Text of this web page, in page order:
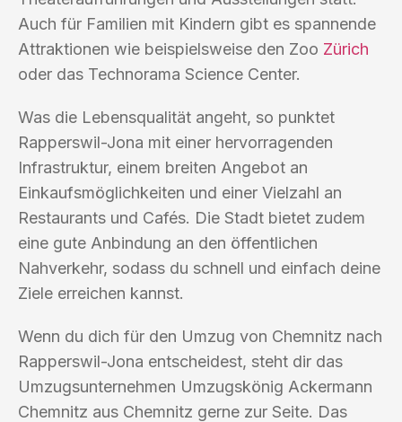
Auch für Familien mit Kindern gibt es spannende
Attraktionen wie beispielsweise den Zoo Zürich
oder das Technorama Science Center.
Was die Lebensqualität angeht, so punktet
Rapperswil-Jona mit einer hervorragenden
Infrastruktur, einem breiten Angebot an
Einkaufsmöglichkeiten und einer Vielzahl an
Restaurants und Cafés. Die Stadt bietet zudem
eine gute Anbindung an den öffentlichen
Nahverkehr, sodass du schnell und einfach deine
Ziele erreichen kannst.
Wenn du dich für den Umzug von Chemnitz nach
Rapperswil-Jona entscheidest, steht dir das
Umzugsunternehmen Umzugskönig Ackermann
Chemnitz aus Chemnitz gerne zur Seite. Das